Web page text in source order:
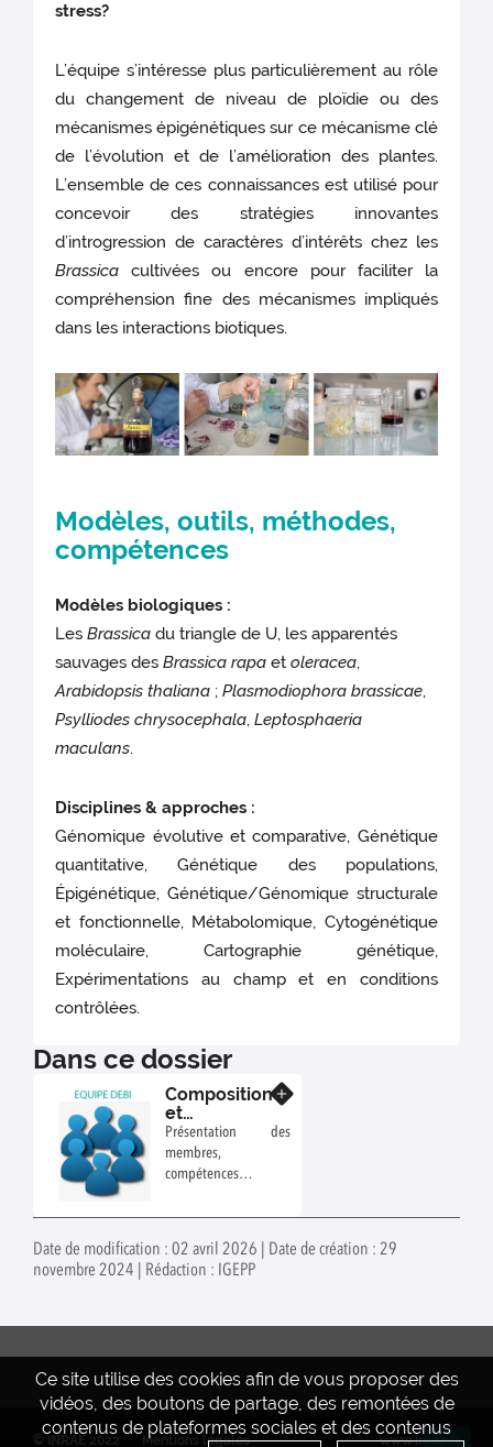
stress?
L’équipe s’intéresse plus particulièrement au rôle
du changement de niveau de ploïdie ou des
mécanismes épigénétiques sur ce mécanisme clé
de l’évolution et de l’amélioration des plantes.
L’ensemble de ces connaissances est utilisé pour
concevoir des stratégies innovantes
d’introgression de caractères d’intérêts chez les
Brassica cultivées ou encore pour faciliter la
compréhension fine des mécanismes impliqués
dans les interactions biotiques.
Modèles, outils, méthodes,
compétences
Modèles biologiques :
LesBrassica du triangle de U, les apparentés
sauvages desBrassica rapa etoleracea,
Arabidopsis thaliana ;Plasmodiophora brassicae,
Psylliodes chrysocephala,Leptosphaeria
maculans.
Disciplines & approches :
Génomique évolutive et comparative, Génétique
quantitative, Génétique des populations,
Épigénétique, Génétique/Génomique structurale
et fonctionnelle, Métabolomique, Cytogénétique
moléculaire, Cartographie génétique,
Expérimentations au champ et en conditions
contrôlées.
Dans ce dossier
Composition
et
coordination
de l’équipe
DEBI
Présentation des
membres,
compétences et
Date de modification : 02 avril 2026 | Date de création : 29
novembre 2024 | Rédaction : IGEPP
Ce site utilise des cookies afin de vous proposer des
vidéos, des boutons de partage, des remontées de
contenus de plateformes sociales et des contenus
Mentions légales www.inrae.fr